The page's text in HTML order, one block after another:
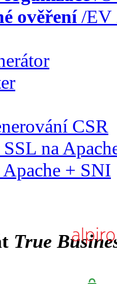
ověření/EV
CSR
na
Apache + SNI
True